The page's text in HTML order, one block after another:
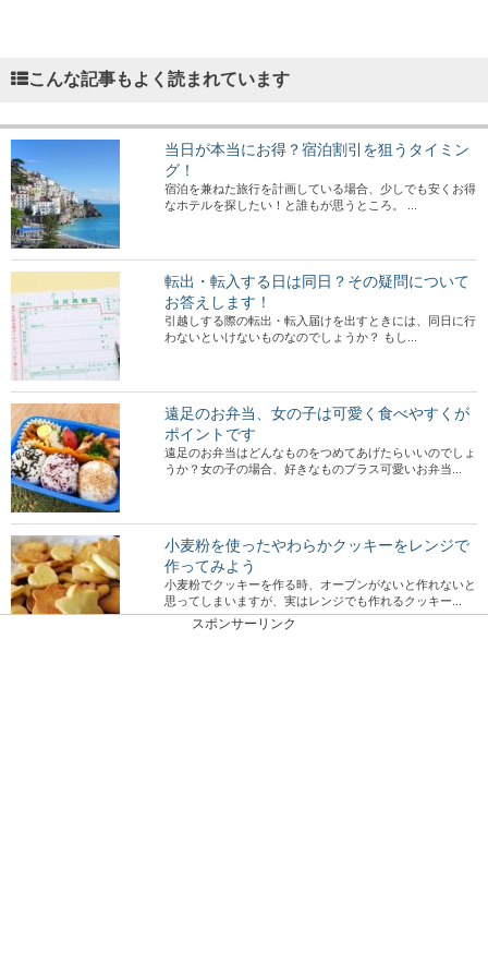
こんな記事もよく読まれています
当日が本当にお得？宿泊割引を狙うタイミン
グ！
宿泊を兼ねた旅行を計画している場合、少しでも安くお得
なホテルを探したい！と誰もが思うところ。 ...
転出・転入する日は同日？その疑問について
お答えします！
引越しする際の転出・転入届けを出すときには、同日に行
わないといけないものなのでしょうか？ もし...
遠足のお弁当、女の子は可愛く食べやすくが
ポイントです
遠足のお弁当はどんなものをつめてあげたらいいのでしょ
うか？女の子の場合、好きなものプラス可愛いお弁当...
小麦粉を使ったやわらかクッキーをレンジで
作ってみよう
小麦粉でクッキーを作る時、オーブンがないと作れないと
思ってしまいますが、実はレンジでも作れるクッキー...
スポンサーリンク